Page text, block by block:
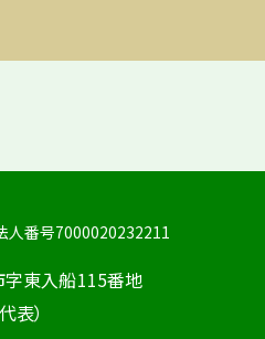
人番号7000020232211
東入船115番地
表）